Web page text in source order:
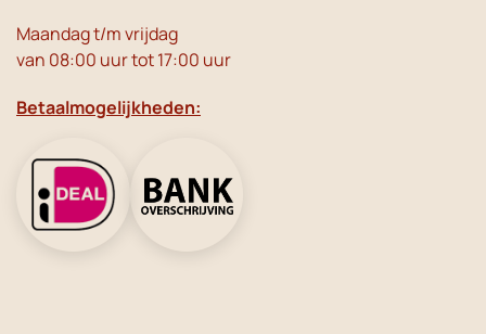
Maandag t/m vrijdag
van 08:00 uur tot 17:00 uur
Betaalmogelijkheden: